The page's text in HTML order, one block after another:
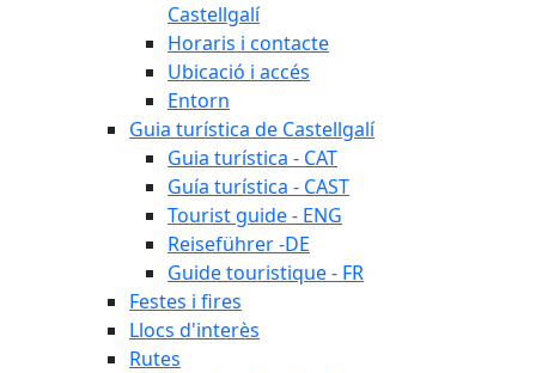
Castellgalí
Horaris i contacte
Ubicació i accés
Entorn
Guia turística de Castellgalí
Guia turística - CAT
Guía turística - CAST
Tourist guide - ENG
Reiseführer -DE
Guide touristique - FR
Festes i fires
Llocs d'interès
Rutes